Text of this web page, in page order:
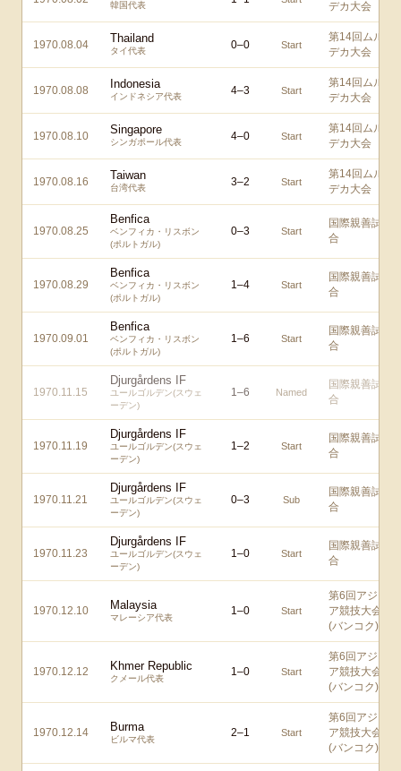
韓国代表 デカ大会
1970.08.04 Thailand
タイ代表 0–0 Start
第14回ムル
デカ大会
1970.08.08 Indonesia
インドネシア代表 4–3 Start
第14回ムル
デカ大会
1970.08.10 Singapore
シンガポール代表 4–0 Start
第14回ムル
デカ大会
1970.08.16 Taiwan
台湾代表 3–2 Start
第14回ムル
デカ大会
1970.08.25
Benfica
ベンフィカ・リスボン
(ポルトガル)
0–3 Start
国際親善試
合
1970.08.29
Benfica
ベンフィカ・リスボン
(ポルトガル)
1–4 Start
国際親善試
合
1970.09.01
Benfica
ベンフィカ・リスボン
(ポルトガル)
1–6 Start
国際親善試
合
1970.11.15
Djurgårdens IF
ユールゴルデン(スウェ
ーデン)
1–6 Named
国際親善試
合
1970.11.19
Djurgårdens IF
ユールゴルデン(スウェ
ーデン)
1–2 Start
国際親善試
合
1970.11.21
Djurgårdens IF
ユールゴルデン(スウェ
ーデン)
0–3 Sub
国際親善試
合
1970.11.23
Djurgårdens IF
ユールゴルデン(スウェ
ーデン)
1–0 Start
国際親善試
合
1970.12.10 Malaysia
マレーシア代表
1–0 Start
第6回アジ
ア競技大会
(バンコク)
1970.12.12 Khmer Republic
クメール代表
1–0 Start
第6回アジ
ア競技大会
(バンコク)
1970.12.14 Burma
ビルマ代表
2–1 Start
第6回アジ
ア競技大会
(バンコク)